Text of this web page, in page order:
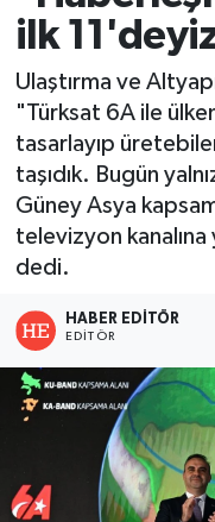
ilk
Ulaştırma ve
"Türksat 6A ile
tasarlayıp
taşıdık. Bugün
Güney Asya
televizyon
dedi.
HABER EDITÖR
EDITÖR